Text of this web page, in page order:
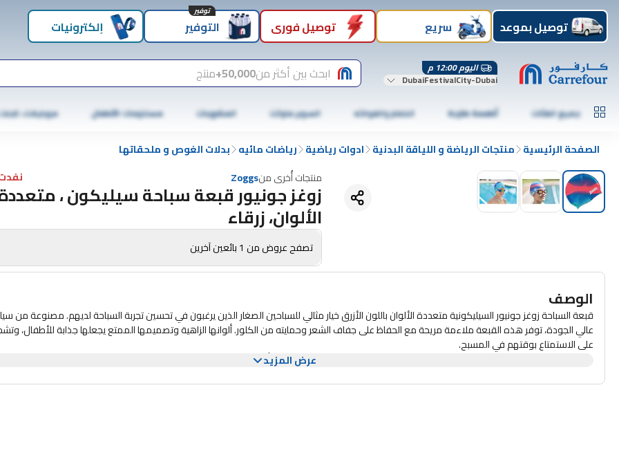
توصيل بموعد سريع توصيل فوري التوفير
توفير
إلكترونيات
اليوم 12:00 م
DubaiFestivalCity-Dubai ابحث بين أكثر من50,000+ منتج
جميع الفئات أطعمة طازجة الخضار والفواكه السوبر ماركت المشروبات مستلزمات الأطفال موبايلات،
الصفحة الرئيسية منتجات الرياضة و اللياقة البدنية ادوات رياضية رياضات مائيه بدلات الغوص و ملحقاتها
منتجات أُخرى منZoggs
زوغز جونيور قبعة سباحة سيليكون ،
الألوان، زرقاء
تصفح عروض من 1 بائعين آخرين
الوصف
قبعة السباحة زوغز جونيور السيليكونية متعددة الألوان باللون الأزرق خيار مثالي للسباحين الصغار الذين يرغبون في تحسين تجربة السباحة لديهم. مصنوعة من
عالي الجودة، توفر هذه القبعة ملاءمة مريحة مع الحفاظ على جفاف الشعر وحمايته من الكلور. ألوانها الزاهية وتصميمها الممتع يجعلها جذابة للأطفال،
على الاستمتاع بوقتهم في المسبح.
صُممت هذه القبعة خصيصًا للصغار، حيث تضمن ملاءمة محكمة وآمنة دون التسبب بأي إزعاج. خامتها المرنة تسمح بسهولة ارتدائها وخلعها، مما يجعلها مريحة
سيُعجب الآباء بمزايا قبعة السباحة زوغز جونيور السيليكونية العملية، فهي لا تساعد فقط على إبقاء الشعر بعيدًا عن الوجه، بل تعزز أيضًا الشعور بالمسؤولية
عرض المزيد